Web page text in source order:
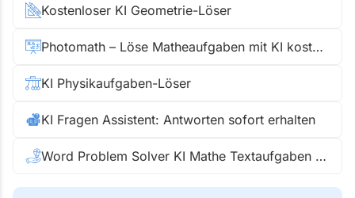
Kostenloser KI Geometrie-Löser
Photomath – Löse Matheaufgaben mit KI kostenlos und Schritt für Schritt
KI Physikaufgaben-Löser
KI Fragen Assistent: Antworten sofort erhalten
Word Problem Solver KI Mathe Textaufgaben sofort lösen